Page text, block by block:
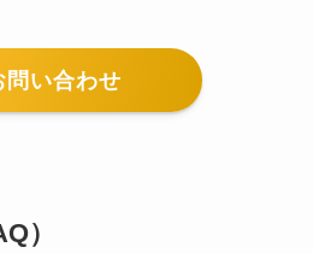
問い合わせ
）